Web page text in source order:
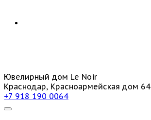
Ювелирный дом Le Noir
Краснодар, Красноармейская дом 64
+7 918 190 0064